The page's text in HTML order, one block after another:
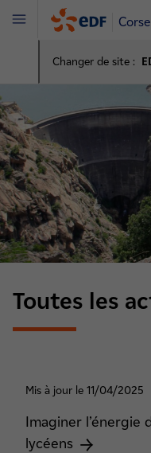
Corse
Changer de site :
Menu
Toutes les
Mis à jour le 11/04/2025
Imaginer l’énergie
lycéens